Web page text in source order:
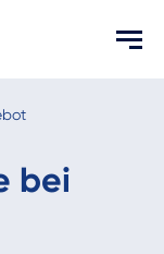
bei